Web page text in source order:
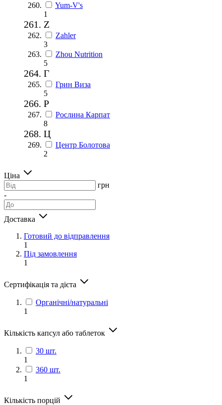
Yum-V's
1
Z
Zahler
3
Zhou Nutrition
5
Г
Грин Виза
5
Р
Рослина Карпат
8
Ц
Центр Болотова
2
Ціна
грн
-
Доставка
Готовий до відправлення
1
Під замовлення
1
Сертифікація та дієта
Органічні/натуральні
1
Кількість капсул або таблеток
30 шт.
1
360 шт.
1
Кількість порцій